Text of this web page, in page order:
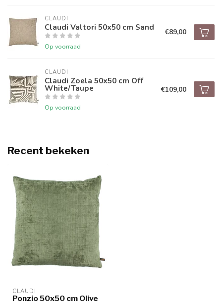
CLAUDI
Claudi Valtori 50x50 cm Sand
Op voorraad
€89,00
CLAUDI
Claudi Zoela 50x50 cm Off
White/Taupe
Op voorraad
€109,00
Recent bekeken
CLAUDI
Ponzio 50x50 cm Olive